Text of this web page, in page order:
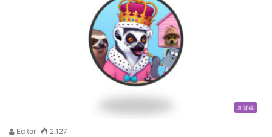
新聞稿
Editor 2,127